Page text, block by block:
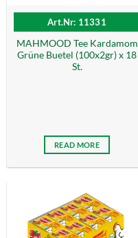
Art.Nr: 11331
MAHMOOD Tee Kardamom
Grüne Buetel (100x2gr) x 18
St.
READ MORE